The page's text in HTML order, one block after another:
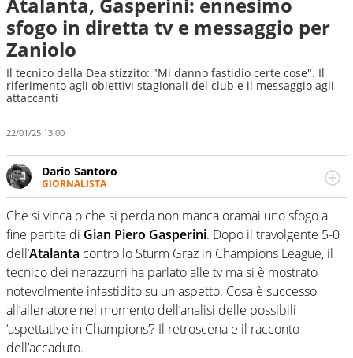
sfogo in diretta tv e messaggio per
Zaniolo
Il tecnico della Dea stizzito: "Mi danno fastidio certe cose". Il
riferimento agli obiettivi stagionali del club e il messaggio agli
attaccanti
22/01/25 13:00
Dario Santoro
GIORNALISTA
Scrive, commenta, racconta lo sport in tutte le
sfaccettature. Tocca l'apice quando ha modo di
concentrarsi sulle interviste ai grandi protagonisti
Che si vinca o che si perda non manca oramai uno sfogo a
fine partita di Gian Piero Gasperini. Dopo il travolgente 5-0
dell’Atalanta contro lo Sturm Graz in Champions League, il
tecnico dei nerazzurri ha parlato alle tv ma si è mostrato
notevolmente infastidito su un aspetto. Cosa è successo
all’allenatore nel momento dell’analisi delle possibili
‘aspettative in Champions’? Il retroscena e il racconto
dell’accaduto.